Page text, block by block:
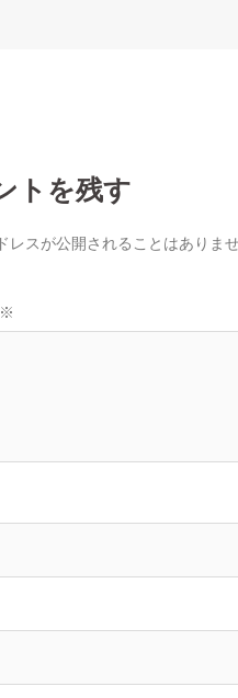
トを残す
レスが公開されることはありませ
※